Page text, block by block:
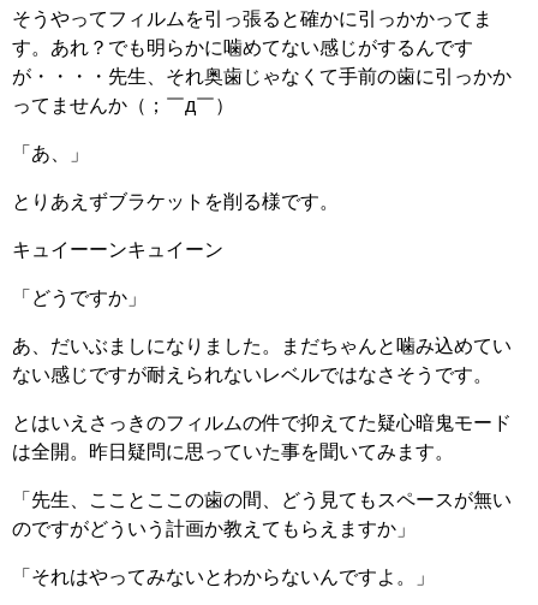
そうやってフィルムを引っ張ると確かに引っかかってま
す。あれ？でも明らかに噛めてない感じがするんです
が・・・・先生、それ奥歯じゃなくて手前の歯に引っかか
ってませんか（；￣д￣）
「あ、」
とりあえずブラケットを削る様です。
キュイーーンキュイーン
「どうですか」
あ、だいぶましになりました。まだちゃんと噛み込めてい
ない感じですが耐えられないレベルではなさそうです。
とはいえさっきのフィルムの件で抑えてた疑心暗鬼モード
は全開。昨日疑問に思っていた事を聞いてみます。
「先生、こことここの歯の間、どう見てもスペースが無い
のですがどういう計画か教えてもらえますか」
「それはやってみないとわからないんですよ。」